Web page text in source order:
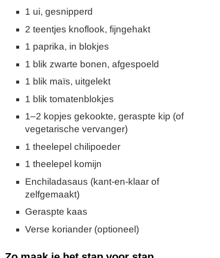
1 ui, gesnipperd
2 teentjes knoflook, fijngehakt
1 paprika, in blokjes
1 blik zwarte bonen, afgespoeld
1 blik maïs, uitgelekt
1 blik tomatenblokjes
1–2 kopjes gekookte, geraspte kip (of
vegetarische vervanger)
1 theelepel chilipoeder
1 theelepel komijn
Enchiladasaus (kant-en-klaar of
zelfgemaakt)
Geraspte kaas
Verse koriander (optioneel)